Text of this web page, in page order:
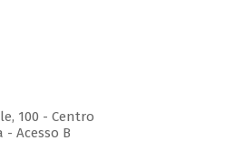
100 - Centro
- Acesso B